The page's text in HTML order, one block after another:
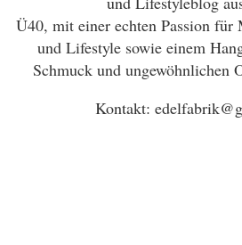
Ü40, mit einer echten Passion für
und Lifestyle sowie einem
Schmuck und ungewöhnlichen
Kontakt: